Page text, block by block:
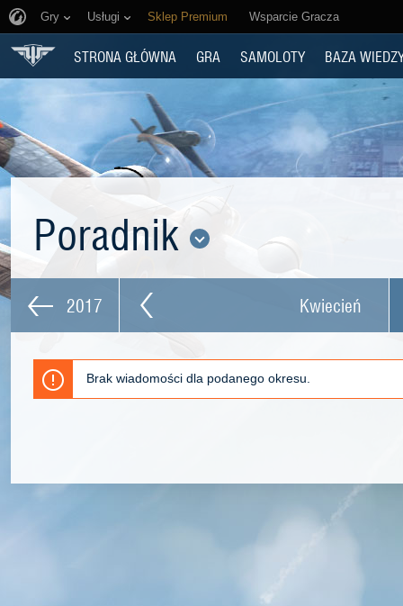
Gry Usługi Sklep Premium Wsparcie Gracza
STRONA GŁÓWNA GRA SAMOLOTY BAZA
Poradnik
2017 Kwiecień
Brak wiadomości dla podanego okresu.